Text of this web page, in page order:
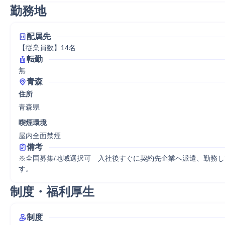
勤務地
配属先
【従業員数】14名
転勤
無
青森
住所
青森県
喫煙環境
屋内全面禁煙
備考
※全国募集/地域選択可　入社後すぐに契約先企業へ派遣、勤務
す。
制度・福利厚生
制度